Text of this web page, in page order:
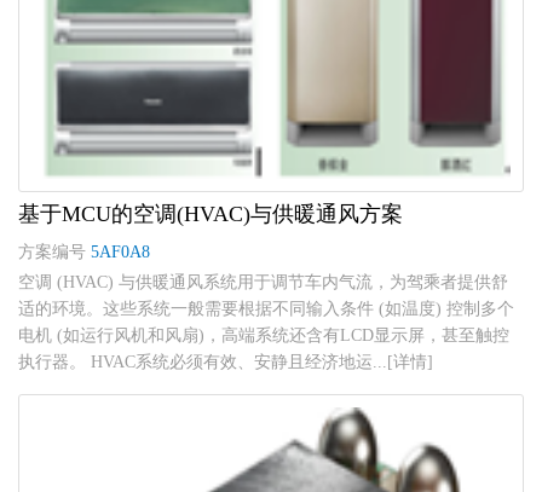
基于MCU的空调(HVAC)与供暖通风方案
方案编号 5AF0A8
空调 (HVAC) 与供暖通风系统用于调节车内气流，为驾乘者提供舒
适的环境。这些系统一般需要根据不同输入条件 (如温度) 控制多个
电机 (如运行风机和风扇)，高端系统还含有LCD显示屏，甚至触控
执行器。 HVAC系统必须有效、安静且经济地运...[详情]